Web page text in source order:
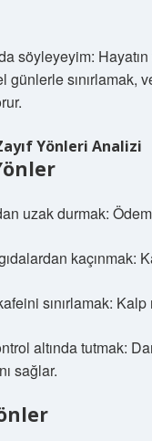
söyleyeyim: Hayatın
günlerle sınırlamak,
Yönleri Analizi
uzak durmak:
kaçınmak:
sınırlamak:
altında tutmak:
sağlar.